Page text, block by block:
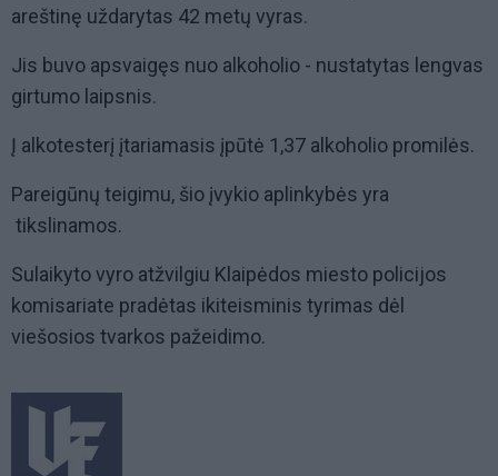
areštinę uždarytas 42 metų vyras.
Jis buvo apsvaigęs nuo alkoholio - nustatytas lengvas
girtumo laipsnis.
Į alkotesterį įtariamasis įpūtė 1,37 alkoholio promilės.
Pareigūnų teigimu, šio įvykio aplinkybės yra
tikslinamos.
Sulaikyto vyro atžvilgiu Klaipėdos miesto policijos
komisariate pradėtas ikiteisminis tyrimas dėl
viešosios tvarkos pažeidimo.